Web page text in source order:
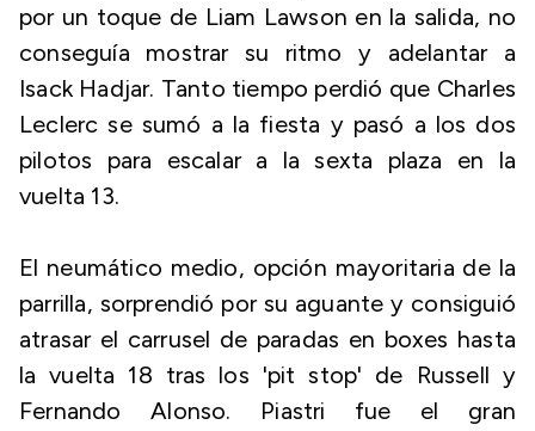
por un toque de Liam Lawson en la salida, no
conseguía mostrar su ritmo y adelantar a
Isack Hadjar. Tanto tiempo perdió que Charles
Leclerc se sumó a la fiesta y pasó a los dos
pilotos para escalar a la sexta plaza en la
vuelta 13.
El neumático medio, opción mayoritaria de la
parrilla, sorprendió por su aguante y consiguió
atrasar el carrusel de paradas en boxes hasta
la vuelta 18 tras los 'pit stop' de Russell y
Fernando Alonso. Piastri fue el gran